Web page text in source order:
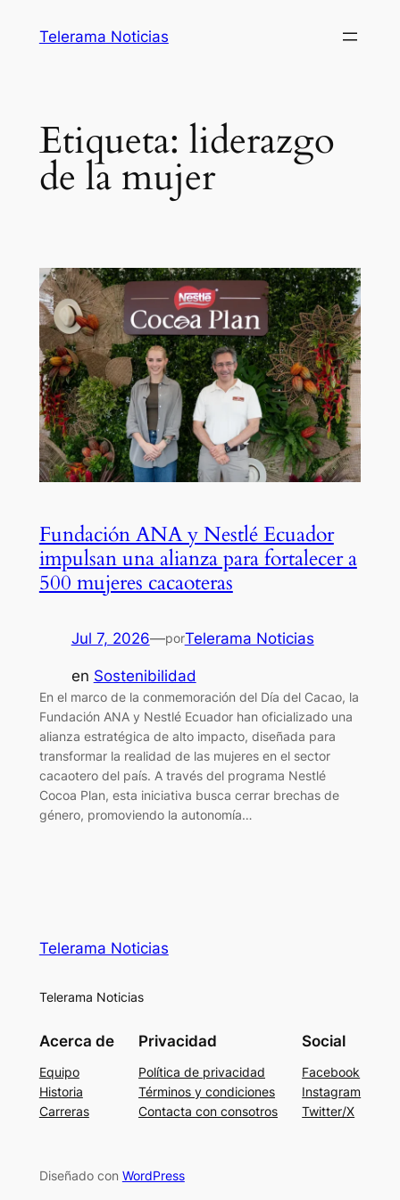
Telerama Noticias
Etiqueta: liderazgo
de la mujer
Fundación ANA y Nestlé Ecuador
impulsan una alianza para fortalecer a
500 mujeres cacaoteras
Jul 7, 2026—porTelerama Noticias
en Sostenibilidad
En el marco de la conmemoración del Día del Cacao, la
Fundación ANA y Nestlé Ecuador han oficializado una
alianza estratégica de alto impacto, diseñada para
transformar la realidad de las mujeres en el sector
cacaotero del país. A través del programa Nestlé
Cocoa Plan, esta iniciativa busca cerrar brechas de
género, promoviendo la autonomía…
Telerama Noticias
Telerama Noticias
Acerca de
Equipo
Historia
Carreras
Privacidad
Política de privacidad
Términos y condiciones
Contacta con consotros
Social
Facebook
Instagram
Twitter/X
Diseñado con WordPress